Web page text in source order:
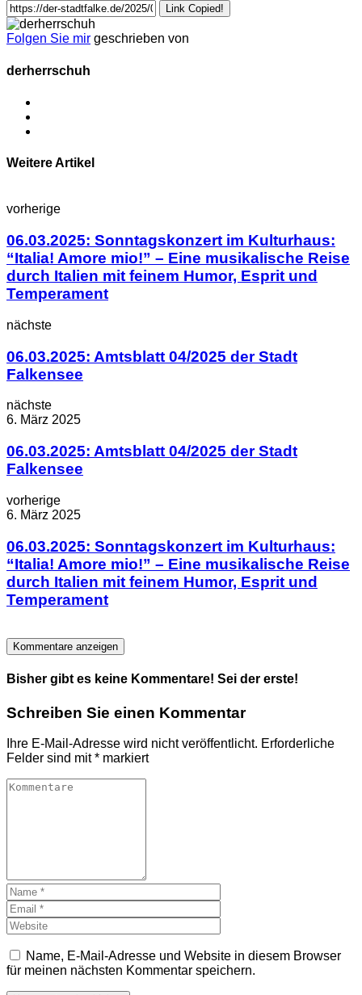
Link Copied!
Folgen Sie mir geschrieben von
derherrschuh
Weitere Artikel
vorherige
06.03.2025: Sonntagskonzert im Kulturhaus:
“Italia! Amore mio!” – Eine musikalische Reise
durch Italien mit feinem Humor, Esprit und
Temperament
nächste
06.03.2025: Amtsblatt 04/2025 der Stadt
Falkensee
nächste
6. März 2025
06.03.2025: Amtsblatt 04/2025 der Stadt
Falkensee
vorherige
6. März 2025
06.03.2025: Sonntagskonzert im Kulturhaus:
“Italia! Amore mio!” – Eine musikalische Reise
durch Italien mit feinem Humor, Esprit und
Temperament
Kommentare anzeigen
Bisher gibt es keine Kommentare! Sei der erste!
Schreiben Sie einen Kommentar
Ihre E-Mail-Adresse wird nicht veröffentlicht. Erforderliche
Felder sind mit* markiert
Name, E-Mail-Adresse und Website in diesem Browser
für meinen nächsten Kommentar speichern.